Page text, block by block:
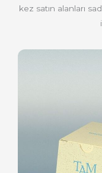
kez satın alanları